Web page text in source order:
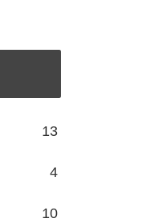
13
4
10